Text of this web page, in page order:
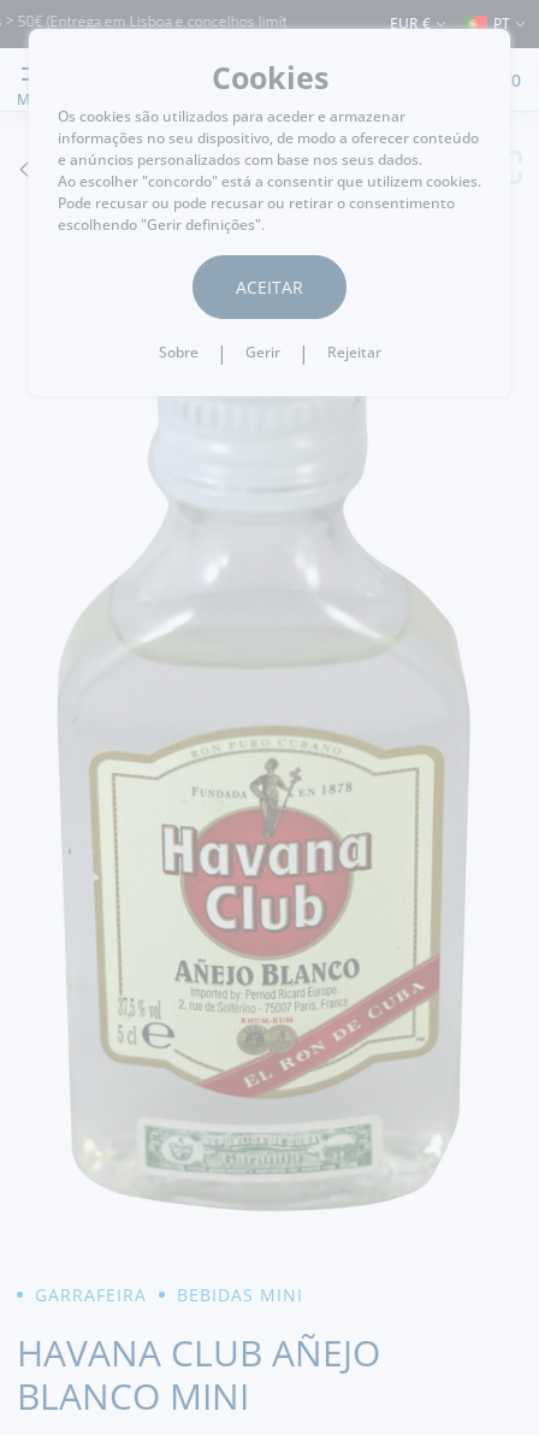
(Entrega em Lisboa e concelhos limítrofes) ⚠️ Envios para Portugal e para o
EUR € PT
MENU
0
VOLTAR
GARRAFEIRA BEBIDAS MINI
HAVANA CLUB AÑEJO
BLANCO MINI
Cookies
Os cookies são utilizados para aceder e armazenar
informações no seu dispositivo, de modo a oferecer conteúdo
e anúncios personalizados com base nos seus dados.
Ao escolher "concordo" está a consentir que utilizem cookies.
Pode recusar ou pode recusar ou retirar o consentimento
escolhendo "Gerir definições".
ACEITAR
Sobre | Gerir | Rejeitar